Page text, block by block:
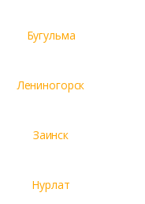
Бугульма
Лениногорск
Заинск
Нурлат